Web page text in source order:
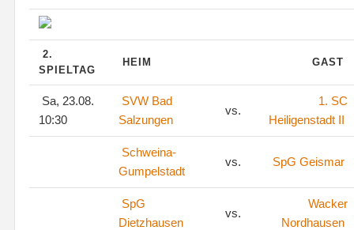
2.
SPIELTAG
HEIM GAST
Sa, 23.08.
10:30
SVW Bad
Salzungen
vs.
1. SC
Heiligenstadt II
Schweina-
Gumpelstadt
vs. SpG Geismar
SpG
Dietzhausen
vs.
Wacker
Nordhausen